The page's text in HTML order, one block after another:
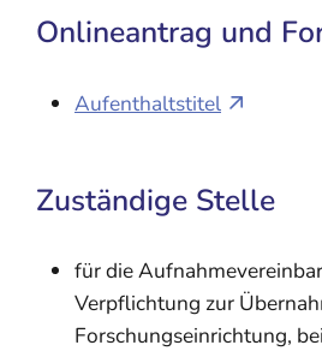
Onlineantrag und
Aufenthaltstitel
Zuständige Stelle
für die
Verpflichtung zur
Forschungseinrichtung,